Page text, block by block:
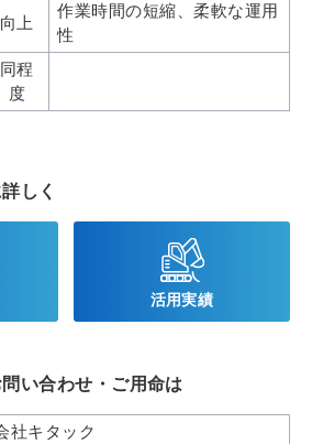
向上
作業時間の短縮、柔軟な運用
性
同程
度
しく
活用実績
い合わせ・ご用命は
社キタック